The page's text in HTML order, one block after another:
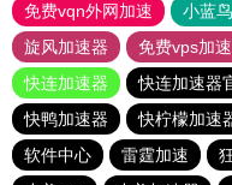
免费vqn外网加速
小蓝鸟
旋风加速器
免费vps加
快连加速器
快连加速器
快鸭加速器
快柠檬加速
软件中心
雷霆加速